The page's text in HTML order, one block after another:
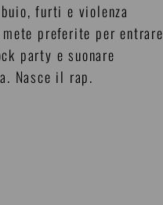
furti e violenza
preferite per entrare
party e suonare
Nasce il rap.